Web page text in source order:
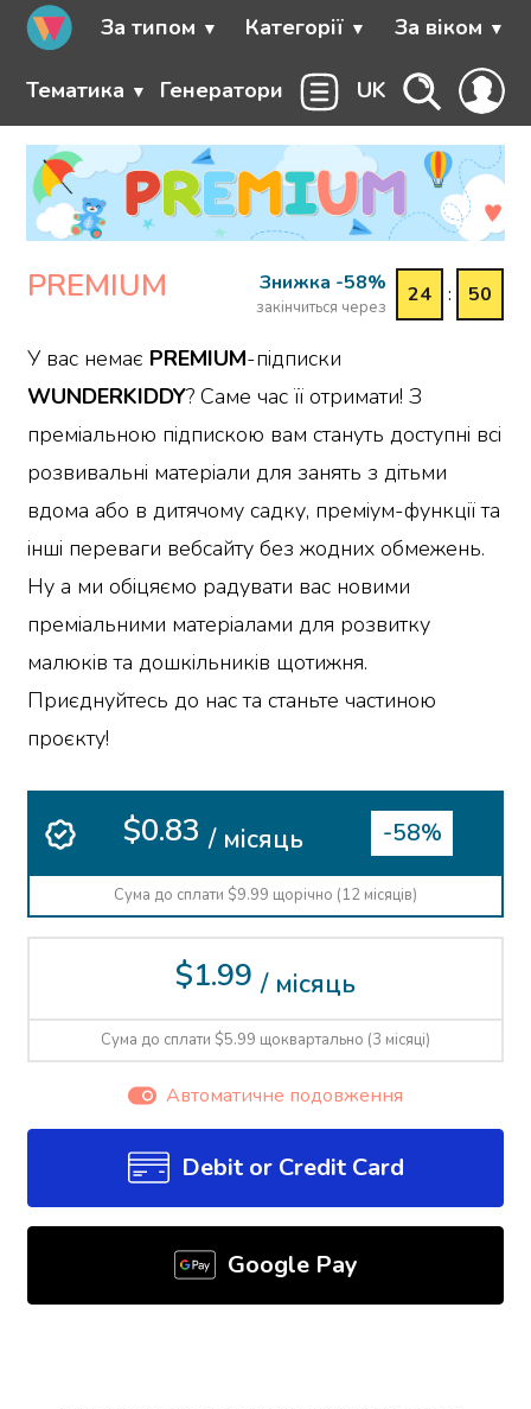
За типом Категорії За віком
Тематика Генератори UK
PREMIUM Знижка -58%
закінчиться через
24 : 50
У вас немає PREMIUM-підписки
WUNDERKIDDY? Саме час її отримати! З
преміальною підпискою вам стануть доступні всі
розвивальні матеріали для занять з дітьми
вдома або в дитячому садку, преміум-функції та
інші переваги вебсайту без жодних обмежень.
Ну а ми обіцяємо радувати вас новими
преміальними матеріалами для розвитку
малюків та дошкільників щотижня.
Приєднуйтесь до нас та станьте частиною
проєкту!
$0.83 / місяць -58%
Сума до сплати $9.99 щорічно (12 місяців)
$1.99 / місяць
Сума до сплати $5.99 щоквартально (3 місяці)
Автоматичне подовження
Debit or Credit Card
Google Pay